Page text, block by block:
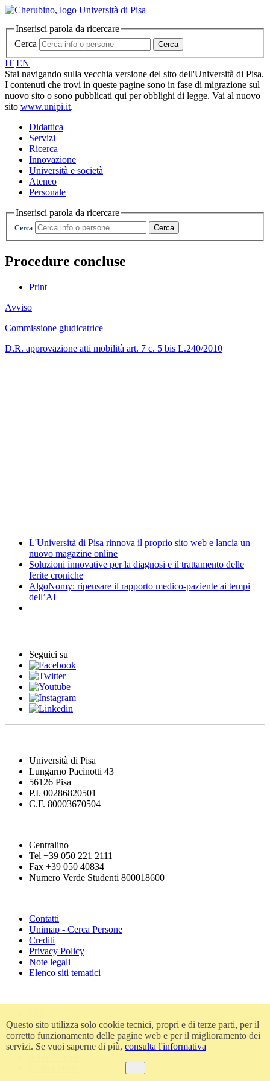
Inserisci parola da ricercare
Cerca
Cerca
IT EN
Stai navigando sulla vecchia versione del sito dell'Università di Pisa.
I contenuti che trovi in queste pagine sono in fase di migrazione sul
nuovo sito o sono pubblicati qui per obblighi di legge. Vai al nuovo
sito www.unipi.it.
Didattica
Servizi
Ricerca
Innovazione
Università e società
Ateneo
Personale
Inserisci parola da ricercare
Cerca Cerca
Procedure concluse
Print
Avviso
Commissione giudicatrice
D.R. approvazione atti mobilità art. 7 c. 5 bis L.240/2010
L'Università di Pisa rinnova il proprio sito web e lancia un
nuovo magazine online
Soluzioni innovative per la diagnosi e il trattamento delle
ferite croniche
AlgoNomy: ripensare il rapporto medico-paziente ai tempi
dell’AI
Seguici su
Università di Pisa
Lungarno Pacinotti 43
56126 Pisa
P.I. 00286820501
C.F. 80003670504
Centralino
Tel +39 050 221 2111
Fax +39 050 40834
Numero Verde Studenti 800018600
Contatti
Unimap - Cerca Persone
Crediti
Privacy Policy
Note legali
Elenco siti tematici
Accessibilità
Amministrazione trasparente
Atti di notifica
Questo sito utilizza solo cookie tecnici, propri e di terze parti, per il
corretto funzionamento delle pagine web e per il miglioramento dei
servizi. Se vuoi saperne di più, consulta l'informativa